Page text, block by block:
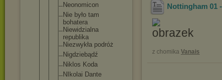
Neonomicon
Nie było tam
bohatera
Niewidzialna
republika
Niezwykła podróż
Nigdziebądź
Niklos Koda
NIkolai Dante
Nottingham 01
z chomika Vanais